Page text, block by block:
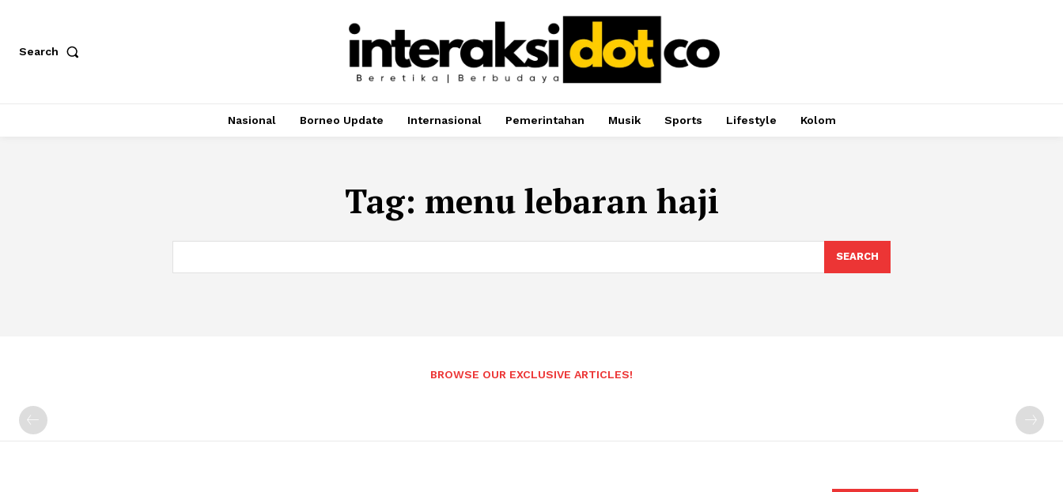
Search
Nasional Borneo Update Internasional Pemerintahan Musik Sports Lifestyle Kolom
Tag: menu lebaran haji
SEARCH
BROWSE OUR EXCLUSIVE ARTICLES!